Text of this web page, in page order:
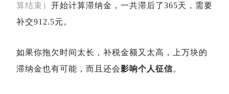
算结束） 开始计算滞纳金，一共滞后了365天，需要
补交912.5元。
如果你拖欠时间太长，补税金额又太高，上万块的
滞纳金也有可能，而且还会影响个人征信。